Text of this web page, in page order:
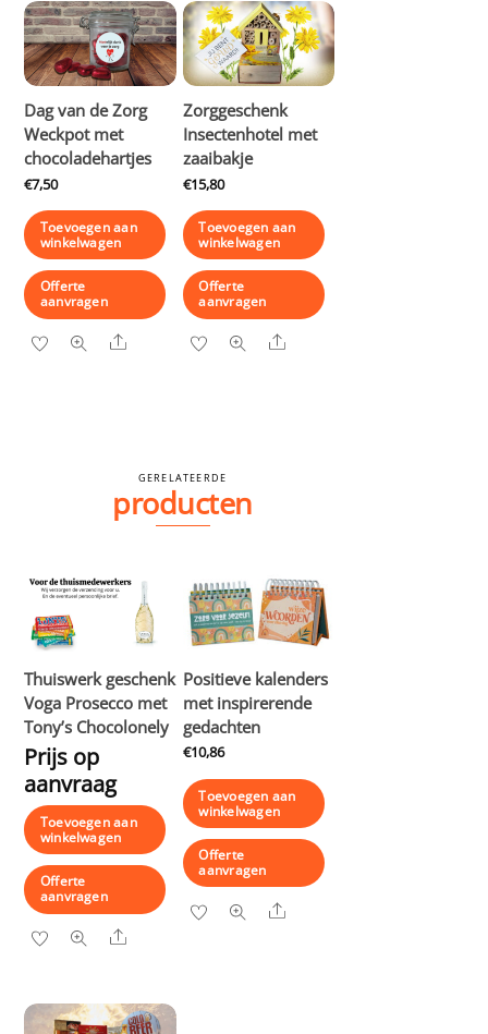
Dag van de Zorg
Weckpot met
chocoladehartjes
€7,50
Toevoegen aan
winkelwagen
Offerte
aanvragen
Share
Zorggeschenk
Insectenhotel met
zaaibakje
€15,80
Toevoegen aan
winkelwagen
Offerte
aanvragen
Share
GERELATEERDE
producten
Thuiswerk geschenk
Voga Prosecco met
Tony’s Chocolonely
Prijs op
aanvraag
Toevoegen aan
winkelwagen
Offerte
aanvragen
Share
Positieve kalenders
met inspirerende
gedachten
€10,86
Toevoegen aan
winkelwagen
Offerte
aanvragen
Share